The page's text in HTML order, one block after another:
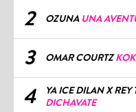
2 OZUNA UNA
3 OMAR COURTZ
4
YA ICE DILAN X
DICHAVATE